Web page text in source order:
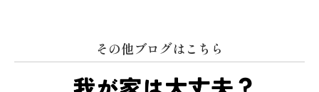
その他ブログはこちら